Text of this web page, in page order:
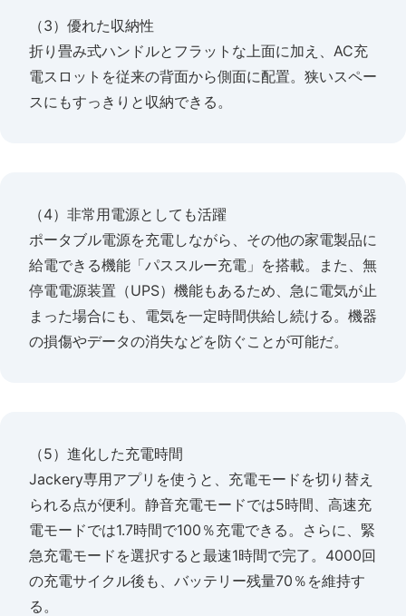
（3）優れた収納性
折り畳み式ハンドルとフラットな上面に加え、AC充
電スロットを従来の背面から側面に配置。狭いスペー
スにもすっきりと収納できる。
（4）非常用電源としても活躍
ポータブル電源を充電しながら、その他の家電製品に
給電できる機能「パススルー充電」を搭載。また、無
停電電源装置（UPS）機能もあるため、急に電気が止
まった場合にも、電気を一定時間供給し続ける。機器
の損傷やデータの消失などを防ぐことが可能だ。
（5）進化した充電時間
Jackery専用アプリを使うと、充電モードを切り替え
られる点が便利。静音充電モードでは5時間、高速充
電モードでは1.7時間で100％充電できる。さらに、緊
急充電モードを選択すると最速1時間で完了。4000回
の充電サイクル後も、バッテリー残量70％を維持す
る。